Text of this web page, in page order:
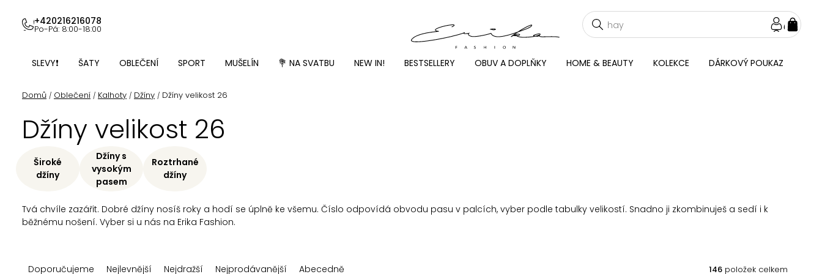
obsah
+420216216078
Po-Pá: 8:00-18:00
SLEVY❗ ŠATY OBLEČENÍ SPORT MUŠELÍN 💐 NA SVATBU NEW IN! BESTSELLERY OBUV A DOPLŇKY HOME & BEAUTY KOLEKCE DÁRKOVÝ POUKAZ
Domů / Oblečení / Kalhoty / Džíny / Džíny velikost 26
Džíny velikost 26
Tvá chvíle zazářit. Dobré džíny nosíš roky a hodí se úplně ke všemu. Číslo odpovídá obvodu pasu v palcích, vyber podle tabulky velikostí. Snadno ji zkombinuješ a sedí i k
běžnému nošení. Vyber si u nás na Erika Fashion.
Široké
džíny
Džíny s
vysokým
pasem
Roztrhané
džíny
Ř
Doporučujeme Nejlevnější Nejdražší Nejprodávanější Abecedně 146 položek celkem